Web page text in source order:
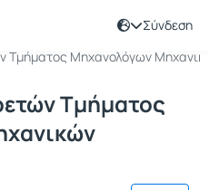
Σύνδεση
Tμήματος Μηχανολόγων
Πρωτοετών
Tμήματος